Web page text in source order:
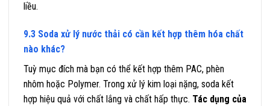
liều.
9.3 Soda xử lý nước thải có cần kết hợp thêm hóa chất
nào khác?
Tuỳ mục đích mà bạn có thể kết hợp thêm PAC, phèn
nhôm hoặc Polymer. Trong xử lý kim loại nặng, soda kết
hợp hiệu quả với chất lắng và chất hấp thực. Tác dụng của